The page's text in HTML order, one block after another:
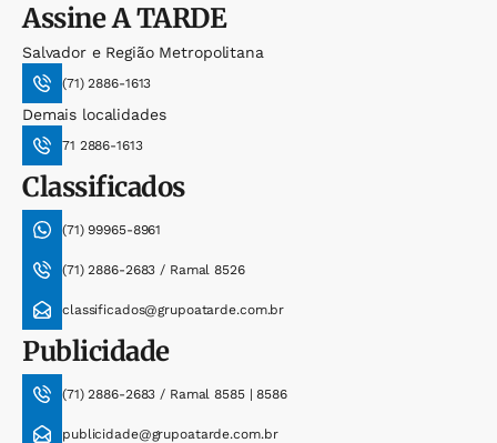
AssineA TARDE
Salvador e Região Metropolitana
(71) 2886-1613
Demais localidades
71 2886-1613
Classificados
(71) 99965-8961
(71) 2886-2683 / Ramal 8526
classificados@grupoatarde.com.br
Publicidade
(71) 2886-2683 / Ramal 8585 | 8586
publicidade@grupoatarde.com.br